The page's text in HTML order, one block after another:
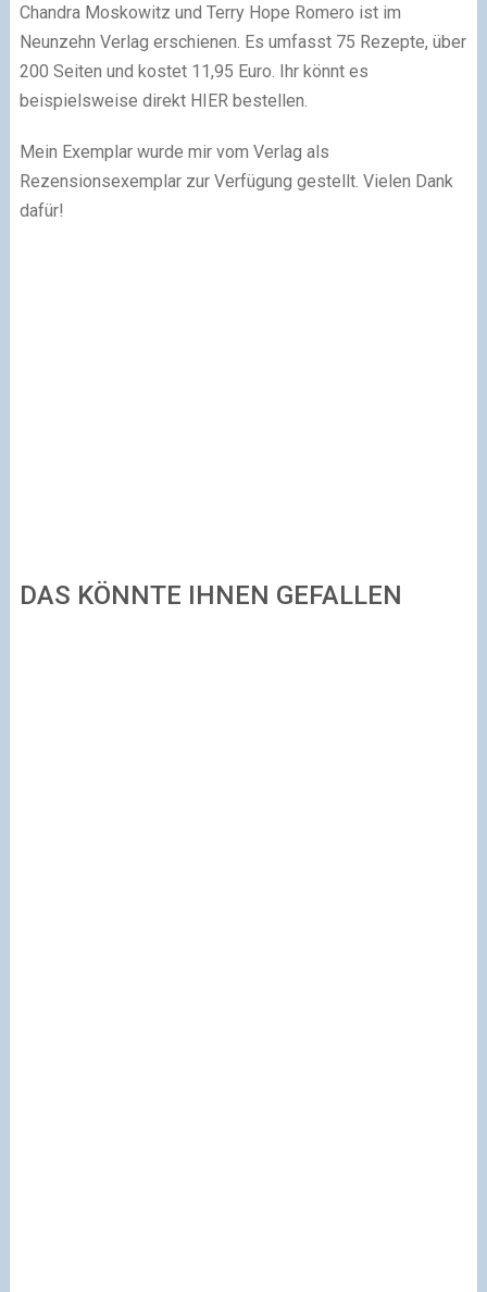
Chandra Moskowitz und Terry Hope Romero ist im
Neunzehn Verlag erschienen. Es umfasst 75 Rezepte, über
200 Seiten und kostet 11,95 Euro. Ihr könnt es
beispielsweise direkt HIER bestellen.
Mein Exemplar wurde mir vom Verlag als
Rezensionsexemplar zur Verfügung gestellt. Vielen Dank
dafür!
DAS KÖNNTE IHNEN GEFALLEN